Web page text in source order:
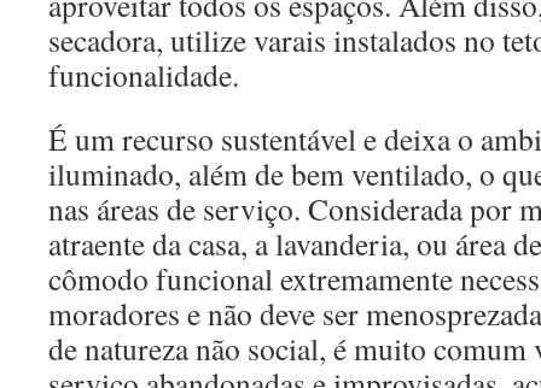
secadora, utilize varais instalados no
funcionalidade.
É um recurso sustentável e deixa o
iluminado, além de bem ventilado, o
nas áreas de serviço. Considerada por
atraente da casa, a lavanderia, ou área
cômodo funcional extremamente
moradores e não deve ser
de natureza não social, é muito comum